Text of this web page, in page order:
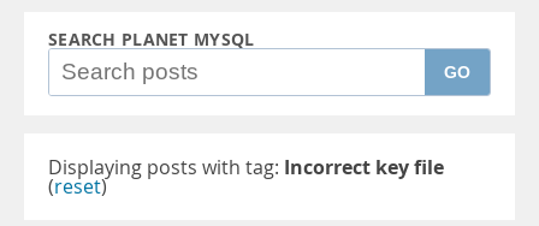
SEARCH PLANET MYSQL
GO
Displaying posts with tag: Incorrect key file
(reset)